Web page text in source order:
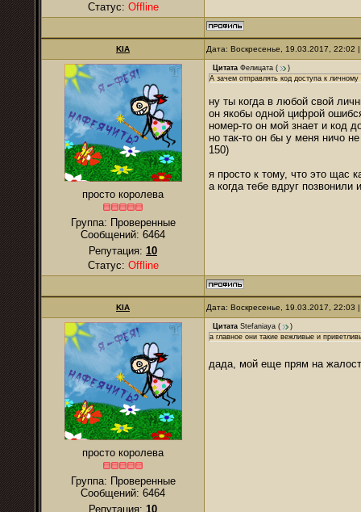
Статус: Offline
KIA Дата: Воскресенье, 19.03.2017,
просто королева
Группа: Проверенные
Сообщений: 6464
Репутация: 10
Статус: Offline
Цитата Фелицата (
)
А зачем отправлять код доступа к
ну ты когда в любой свой
он якобы одной цифрой
номер-то он мой знает и код
но так-то он бы у меня ничо
150)
я просто к тому, что это щас
а когда тебе вдруг
KIA Дата: Воскресенье, 19.03.2017,
просто королева
Группа: Проверенные
Сообщений: 6464
Репутация: 10
Цитата Stefaniaya (
)
а главное они такие вежливые и
дада, мой еще прям на